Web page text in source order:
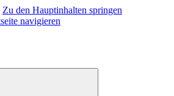
Zu den Hauptinhalten springen